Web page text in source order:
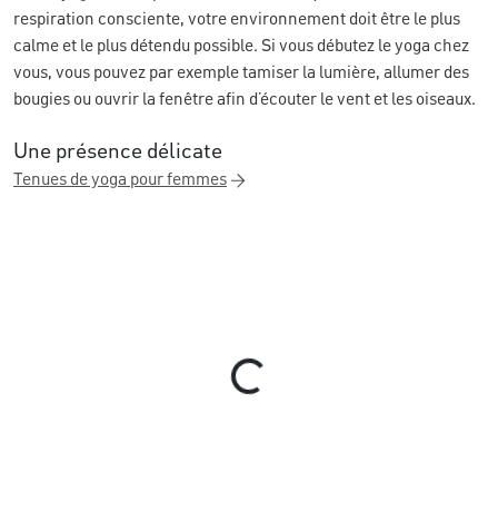
respiration consciente, votre environnement doit être le plus
calme et le plus détendu possible. Si vous débutez le yoga chez
vous, vous pouvez par exemple tamiser la lumière, allumer des
bougies ou ouvrir la fenêtre afin d’écouter le vent et les oiseaux.
Une présence délicate
Tenues de yoga pour femmes
Loading...